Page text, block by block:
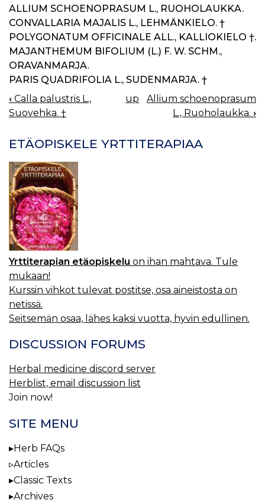
ALLIUM SCHOENOPRASUM L., RUOHOLAUKKA.
CONVALLARIA MAJALIS L., LEHMÄNKIELO. †
POLYGONATUM OFFICINALE ALL., KALLIOKIELO †.
MAJANTHEMUM BIFOLIUM (L.) F. W. SCHM.,
ORAVANMARJA.
PARIS QUADRIFOLIA L., SUDENMARJA. †
BOOK
NAVIGATION
‹ Calla palustris L.,
Suovehka. †
up
Allium schoenoprasum
L., Ruoholaukka. ›
ETÄOPISKELE YRTTITERAPIAA
Yrttiterapian etäopiskelu on ihan mahtava. Tule
mukaan!
Kurssin vihkot tulevat postitse, osa aineistosta on
netissä.
Seitsemän osaa, lähes kaksi vuotta, hyvin edullinen.
DISCUSSION FORUMS
Herbal medicine discord server
Herblist, email discussion list
Join now!
SITE MENU
Herb FAQs
Articles
Classic Texts
Archives